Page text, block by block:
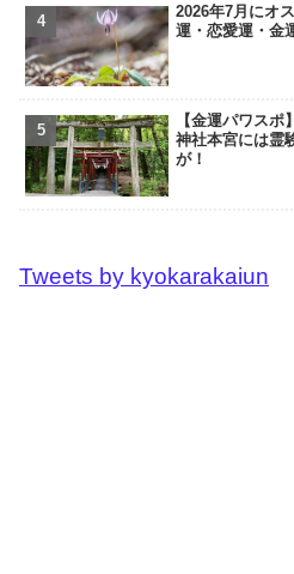
2026年7月にオ
運・恋愛運・金
【金運パワス
神社本宮には霊
が！
Tweets by kyokarakaiun